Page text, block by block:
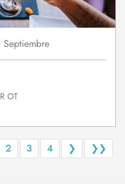
Septiembre
OT
2 3 4 ❯ ❯❯